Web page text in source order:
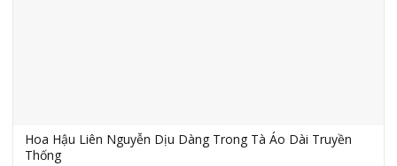
Hoa Hậu Liên Nguyễn Dịu Dàng Trong Tà Áo Dài Truyền
Thống